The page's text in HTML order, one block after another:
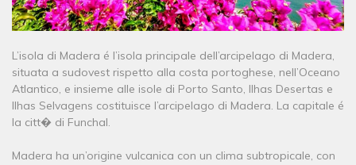
L’isola di Madera é l’isola principale dell’arcipelago di Madera,
situata a sudovest rispetto alla costa portoghese, nell’Oceano
Atlantico, e insieme alle isole di Porto Santo, Ilhas Desertas e
Ilhas Selvagens costituisce l’arcipelago di Madera. La capitale é
la citt� di Funchal.
Madera ha un’origine vulcanica con un clima subtropicale, con